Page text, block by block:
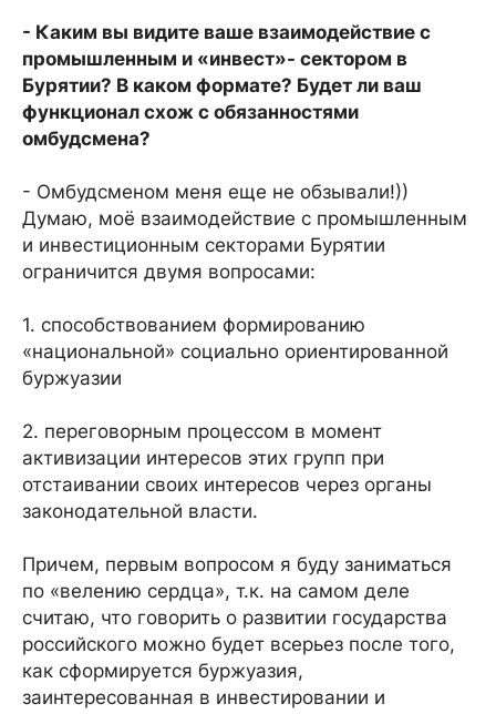
- Каким вы видите ваше взаимодействие с
промышленным и «инвест»- сектором в
Бурятии? В каком формате? Будет ли ваш
функционал схож с обязанностями
омбудсмена?
- Омбудсменом меня еще не обзывали!))
Думаю, моё взаимодействие с промышленным
и инвестиционным секторами Бурятии
ограничится двумя вопросами:
1. способствованием формированию
«национальной» социально ориентированной
буржуазии
2. переговорным процессом в момент
активизации интересов этих групп при
отстаивании своих интересов через органы
законодательной власти.
Причем, первым вопросом я буду заниматься
по «велению сердца», т.к. на самом деле
считаю, что говорить о развитии государства
российского можно будет всерьез после того,
как сформируется буржуазия,
заинтересованная в инвестировании и